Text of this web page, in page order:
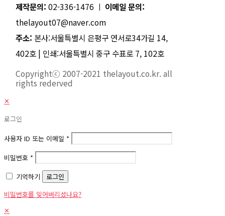
제작문의: 02-336-1476 ㅣ 이메일 문의:
thelayout07@naver.com
주소: 본사:서울특별시 은평구 연서로34가길 14,
402호 | 인쇄:서울특별시 중구 수표로 7, 102호
Copyrightⓒ 2007-2021 thelayout.co.kr. all
rights rederved
✕
로그인
사용자 ID 또는 이메일 *
비밀번호 *
기억하기
로그인
비밀번호를 잊어버리셨나요?
✕